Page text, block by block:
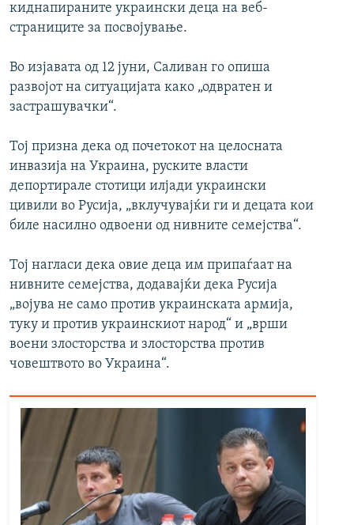
киднапираните украински деца на веб-
страниците за посвојување.
Во изјавата од 12 јуни, Саливан го опиша
развојот на ситуацијата како „одвратен и
застрашувачки“.
Тој призна дека од почетокот на целосната
инвазија на Украина, руските власти
депортирале стотици илјади украински
цивили во Русија, „вклучувајќи ги и децата кои
биле насилно одвоени од нивните семејства“.
Тој нагласи дека овие деца им припаѓаат на
нивните семејства, додавајќи дека Русија
„војува не само против украинската армија,
туку и против украинскиот народ“ и „врши
воени злосторства и злосторства против
човештвото во Украина“.